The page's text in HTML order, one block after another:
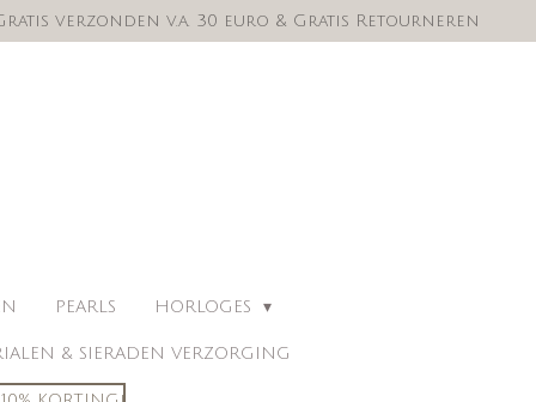
verzonden v.a. 30 euro & Gratis Retourneren
PEARLS HORLOGES
& SIERADEN VERZORGING